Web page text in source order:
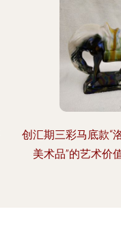
创汇期三彩马底款“
美术品”的艺术价